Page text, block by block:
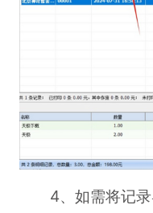
4、如需将记录